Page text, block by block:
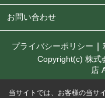
お問い合わせ
プライバシーポリシー
Copyright(c) 株
店
当サイトでは、お客様の当サ